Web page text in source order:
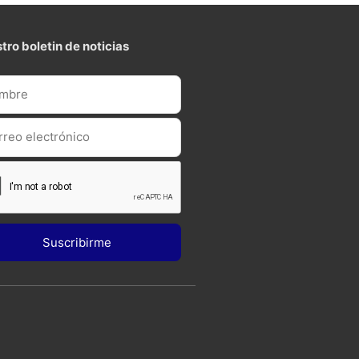
boletin de noticias